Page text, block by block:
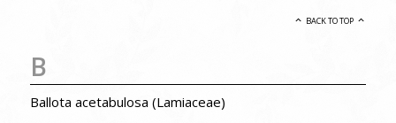
BACK TO TOP
B
Ballota acetabulosa (Lamiaceae)